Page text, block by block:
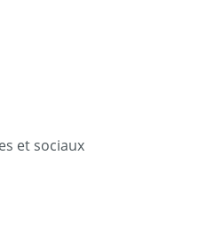
et sociaux